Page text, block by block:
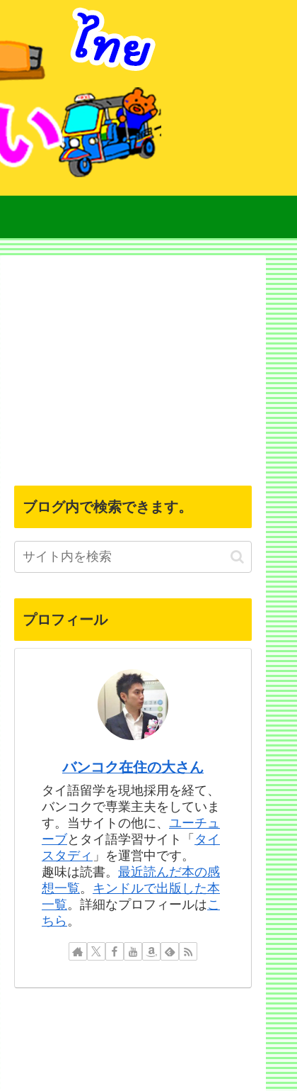
ブログ内で検索できます。
プロフィール
バンコク在住の大さん
タイ語留学を現地採用を経て、
バンコクで専業主夫をしていま
す。当サイトの他に、 ユーチュ
ーブ とタイ語学習サイト「 タイ
スタディ 」を運営中です。
趣味は読書。 最近読んだ本の感
想一覧。 キンドルで出版した本
一覧。詳細なプロフィールはこ
ちら 。